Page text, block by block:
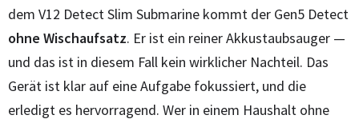
dem V12 Detect Slim Submarine kommt der Gen5 Detect
ohne Wischaufsatz. Er ist ein reiner Akkustaubsauger —
und das ist in diesem Fall kein wirklicher Nachteil. Das
Gerät ist klar auf eine Aufgabe fokussiert, und die
erledigt es hervorragend. Wer in einem Haushalt ohne